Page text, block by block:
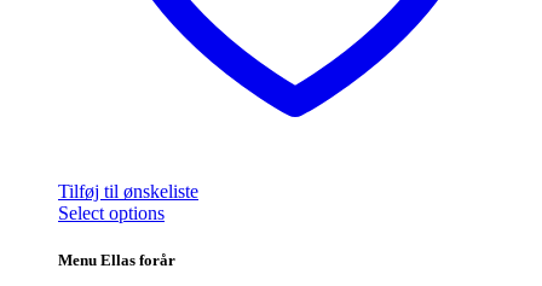
Tilføj til ønskeliste
Select optionsDette
har
Menu Ellas forår